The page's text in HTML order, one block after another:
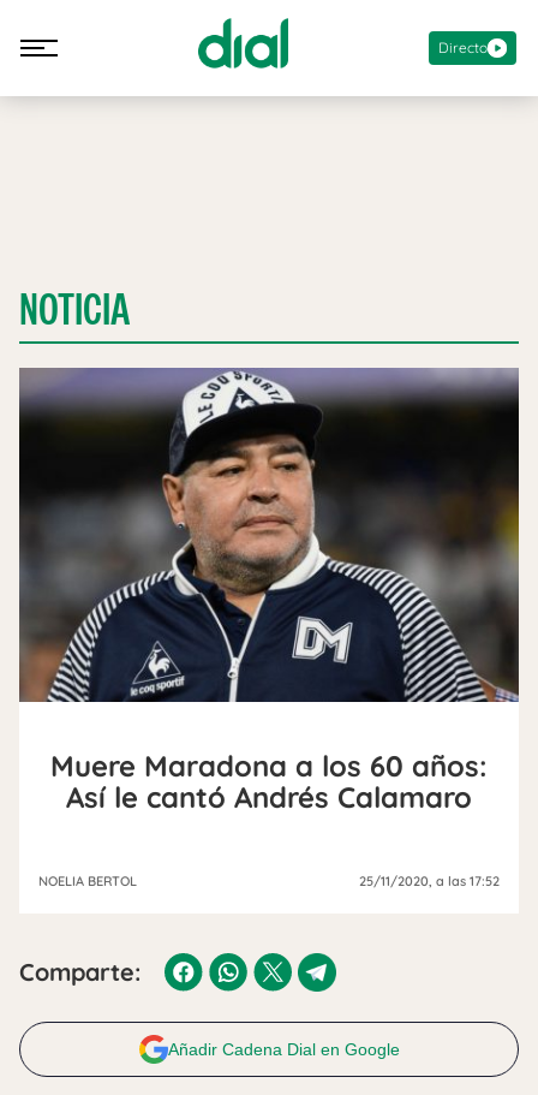
Directo
NOTICIA
Muere Maradona a los 60 años:
Así le cantó Andrés Calamaro
NOELIA BERTOL 25/11/2020 , a las 17:52
Comparte:
Añadir Cadena Dial en Google